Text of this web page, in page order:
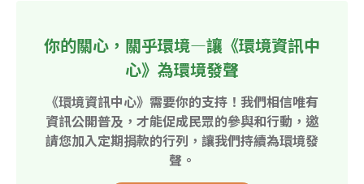
你的關心，關乎環境—讓《環境資訊中
心》為環境發聲
《環境資訊中心》需要你的支持！我們相信唯有
資訊公開普及，才能促成民眾的參與和行動，邀
請您加入定期捐款的行列，讓我們持續為環境發
聲。